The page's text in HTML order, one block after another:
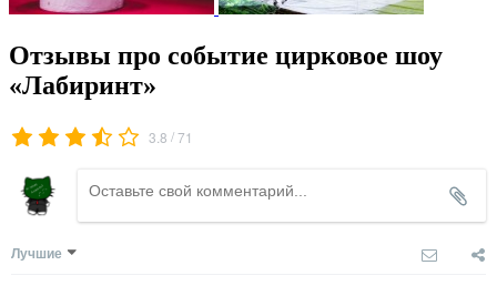
Отзывы про событие цирковое шоу
«Лабиринт»
3.8 /71
Лучшие